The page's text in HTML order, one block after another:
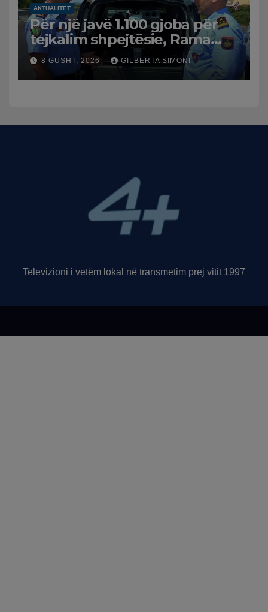
AKTUALITET
Për një javë 1.100 gjoba për
tejkalim shpejtësie, Rama
publikon videon: Kamerat e
trafikut së shpejti në
funksion
8 GUSHT, 2026 GILBERTA SIMONI
Televizioni i vetëm lokal në transmetim prej vitit 1997